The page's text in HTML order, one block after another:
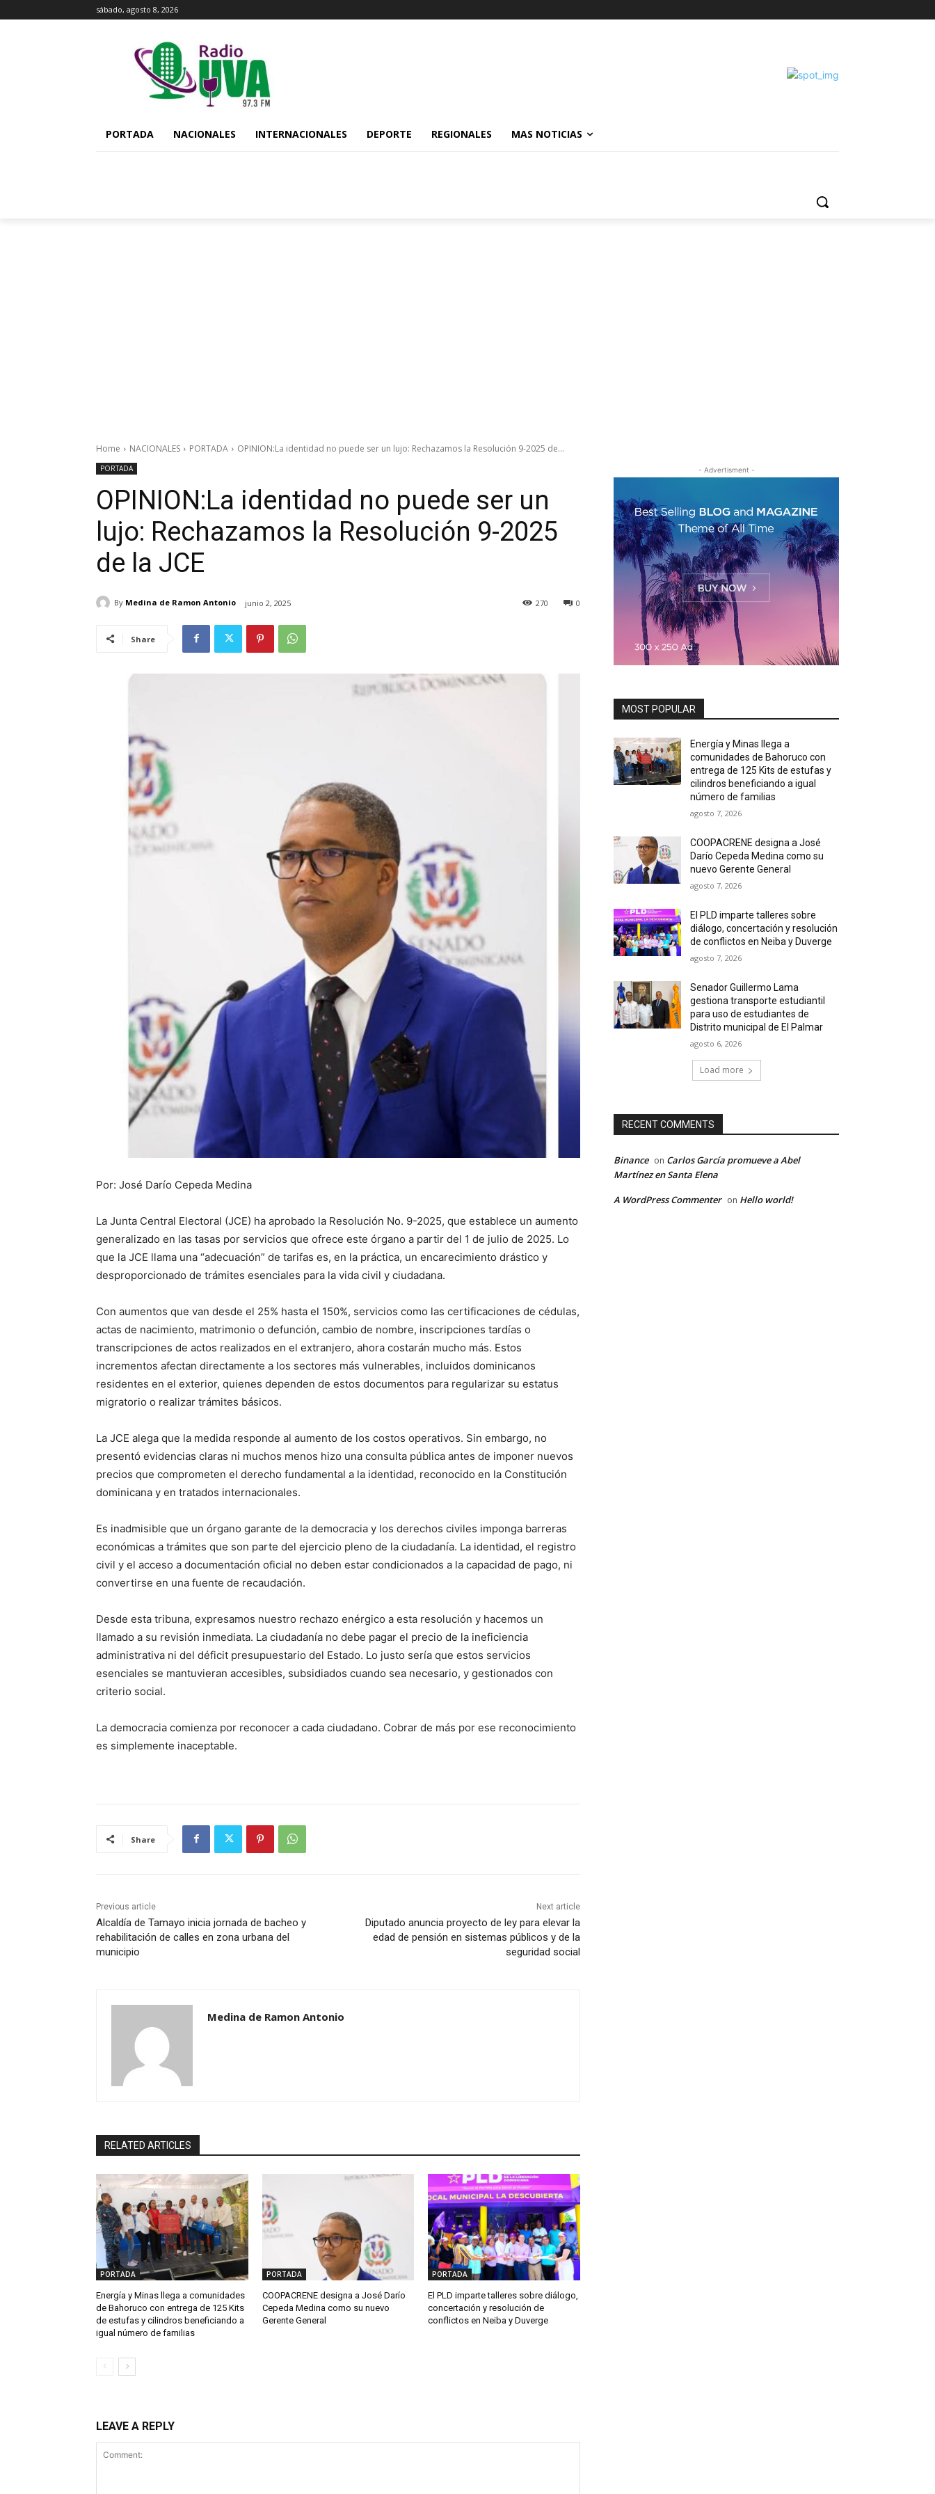
sábado, agosto 8, 2026
PORTADA NACIONALES INTERNACIONALES DEPORTE REGIONALES MAS NOTICIAS
Home NACIONALES PORTADA OPINION:La identidad no puede ser un lujo: Rechazamos la Resolución 9-2025 de...
PORTADA
OPINION:La identidad no puede ser un
lujo: Rechazamos la Resolución 9-2025
de la JCE
By Medina de Ramon Antonio junio 2, 2025 0
270
Share
Por: José Darío Cepeda Medina
La Junta Central Electoral (JCE) ha aprobado la Resolución No. 9-2025, que establece un aumento
generalizado en las tasas por servicios que ofrece este órgano a partir del 1 de julio de 2025. Lo
que la JCE llama una “adecuación” de tarifas es, en la práctica, un encarecimiento drástico y
desproporcionado de trámites esenciales para la vida civil y ciudadana.
Con aumentos que van desde el 25% hasta el 150%, servicios como las certificaciones de cédulas,
actas de nacimiento, matrimonio o defunción, cambio de nombre, inscripciones tardías o
transcripciones de actos realizados en el extranjero, ahora costarán mucho más. Estos
incrementos afectan directamente a los sectores más vulnerables, incluidos dominicanos
residentes en el exterior, quienes dependen de estos documentos para regularizar su estatus
migratorio o realizar trámites básicos.
La JCE alega que la medida responde al aumento de los costos operativos. Sin embargo, no
presentó evidencias claras ni muchos menos hizo una consulta pública antes de imponer nuevos
precios que comprometen el derecho fundamental a la identidad, reconocido en la Constitución
dominicana y en tratados internacionales.
Es inadmisible que un órgano garante de la democracia y los derechos civiles imponga barreras
económicas a trámites que son parte del ejercicio pleno de la ciudadanía. La identidad, el registro
civil y el acceso a documentación oficial no deben estar condicionados a la capacidad de pago, ni
convertirse en una fuente de recaudación.
Desde esta tribuna, expresamos nuestro rechazo enérgico a esta resolución y hacemos un
llamado a su revisión inmediata. La ciudadanía no debe pagar el precio de la ineficiencia
administrativa ni del déficit presupuestario del Estado. Lo justo sería que estos servicios
esenciales se mantuvieran accesibles, subsidiados cuando sea necesario, y gestionados con
criterio social.
La democracia comienza por reconocer a cada ciudadano. Cobrar de más por ese reconocimiento
es simplemente inaceptable.
Share
Previous article
Alcaldía de Tamayo inicia jornada de bacheo y
rehabilitación de calles en zona urbana del
municipio
Next article
Diputado anuncia proyecto de ley para elevar la
edad de pensión en sistemas públicos y de la
seguridad social
Medina de Ramon Antonio
RELATED ARTICLES
PORTADA
Energía y Minas llega a comunidades
de Bahoruco con entrega de 125 Kits
de estufas y cilindros beneficiando a
igual número de familias
PORTADA
COOPACRENE designa a José Darío
Cepeda Medina como su nuevo
Gerente General
PORTADA
El PLD imparte talleres sobre diálogo,
concertación y resolución de
conflictos en Neiba y Duverge
LEAVE A REPLY
- Advertisment -
MOST POPULAR
Energía y Minas llega a
comunidades de Bahoruco con
entrega de 125 Kits de estufas y
cilindros beneficiando a igual
número de familias
agosto 7, 2026
COOPACRENE designa a José
Darío Cepeda Medina como su
nuevo Gerente General
agosto 7, 2026
El PLD imparte talleres sobre
diálogo, concertación y resolución
de conflictos en Neiba y Duverge
agosto 7, 2026
Senador Guillermo Lama
gestiona transporte estudiantil
para uso de estudiantes de
Distrito municipal de El Palmar
agosto 6, 2026
Load more
RECENT COMMENTS
Binance on Carlos García promueve a Abel
Martínez en Santa Elena
A WordPress Commenter on Hello world!